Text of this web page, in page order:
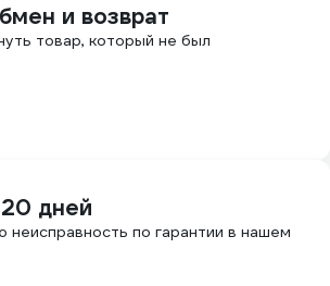
и возврат
товар, который не был
дней
неисправность по гарантии в нашем